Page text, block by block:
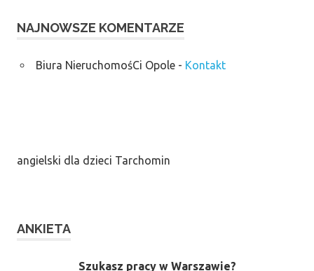
NAJNOWSZE KOMENTARZE
Biura NieruchomośCi Opole- Kontakt
angielski dla dzieci Tarchomin
ANKIETA
Szukasz pracy w Warszawie?